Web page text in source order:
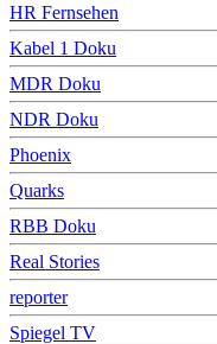
HR Fernsehen
Kabel 1 Doku
MDR Doku
NDR Doku
Phoenix
Quarks
RBB Doku
Real Stories
reporter
Spiegel TV